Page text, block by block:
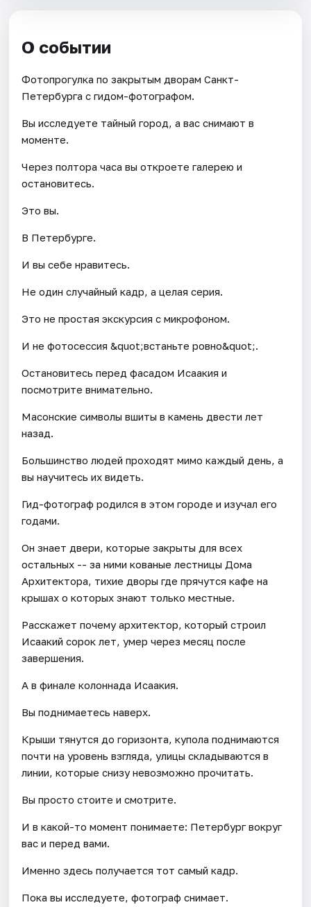
О событии
Фотопрогулка по закрытым дворам Санкт-
Петербурга с гидом-фотографом.
Вы исследуете тайный город, а вас снимают в
моменте.
Через полтора часа вы откроете галерею и
остановитесь.
Это вы.
В Петербурге.
И вы себе нравитесь.
Не один случайный кадр, а целая серия.
Это не простая экскурсия с микрофоном.
И не фотосессия &quot;встаньте ровно&quot;.
Остановитесь перед фасадом Исаакия и
посмотрите внимательно.
Масонские символы вшиты в камень двести лет
назад.
Большинство людей проходят мимо каждый день, а
вы научитесь их видеть.
Гид-фотограф родился в этом городе и изучал его
годами.
Он знает двери, которые закрыты для всех
остальных -- за ними кованые лестницы Дома
Архитектора, тихие дворы где прячутся кафе на
крышах о которых знают только местные.
Расскажет почему архитектор, который строил
Исаакий сорок лет, умер через месяц после
завершения.
А в финале колоннада Исаакия.
Вы поднимаетесь наверх.
Крыши тянутся до горизонта, купола поднимаются
почти на уровень взгляда, улицы складываются в
линии, которые снизу невозможно прочитать.
Вы просто стоите и смотрите.
И в какой-то момент понимаете: Петербург вокруг
вас и перед вами.
Именно здесь получается тот самый кадр.
Пока вы исследуете, фотограф снимает.